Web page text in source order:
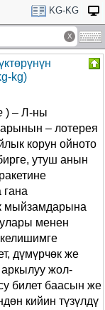
KG-KG
kg)
) – Л-ны
– лотерея
корун ойното
утуш анын
гана
мыйзамдарына
менен
дүмүрчөк же
жол-
билет баасын же
кийин түзүлдү